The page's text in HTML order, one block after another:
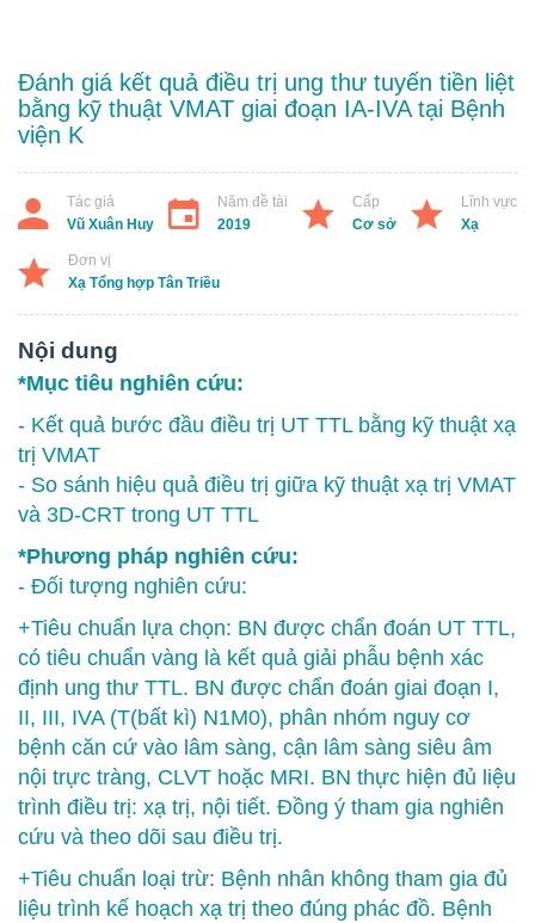
Đánh giá kết quả điều trị ung thư tuyến tiền liệt
bằng kỹ thuật VMAT giai đoạn IA-IVA tại Bệnh
viện K
Tác giả
Vũ Xuân Huy
Năm đề tài
2019
Cấp
Cơ sở
Lĩnh vực
Xạ
Đơn vị
Xạ Tổng hợp Tân Triều
Nội dung
*Mục tiêu nghiên cứu:
- Kết quả bước đầu điều trị UT TTL bằng kỹ thuật xạ
trị VMAT
- So sánh hiệu quả điều trị giữa kỹ thuật xạ trị VMAT
và 3D-CRT trong UT TTL
*Phương pháp nghiên cứu:
- Đối tượng nghiên cứu:
+Tiêu chuẩn lựa chọn: BN được chẩn đoán UT TTL,
có tiêu chuẩn vàng là kết quả giải phẫu bệnh xác
định ung thư TTL. BN được chẩn đoán giai đoạn I,
II, III, IVA (T(bất kì) N1M0), phân nhóm nguy cơ
bệnh căn cứ vào lâm sàng, cận lâm sàng siêu âm
nội trực tràng, CLVT hoặc MRI. BN thực hiện đủ liệu
trình điều trị: xạ trị, nội tiết. Đồng ý tham gia nghiên
cứu và theo dõi sau điều trị.
+Tiêu chuẩn loại trừ: Bệnh nhân không tham gia đủ
liệu trình kế hoạch xạ trị theo đúng phác đồ. Bệnh